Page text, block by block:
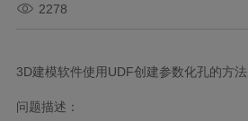
2278
3D建模软件使用UDF创建参数化孔的方法
问题描述：